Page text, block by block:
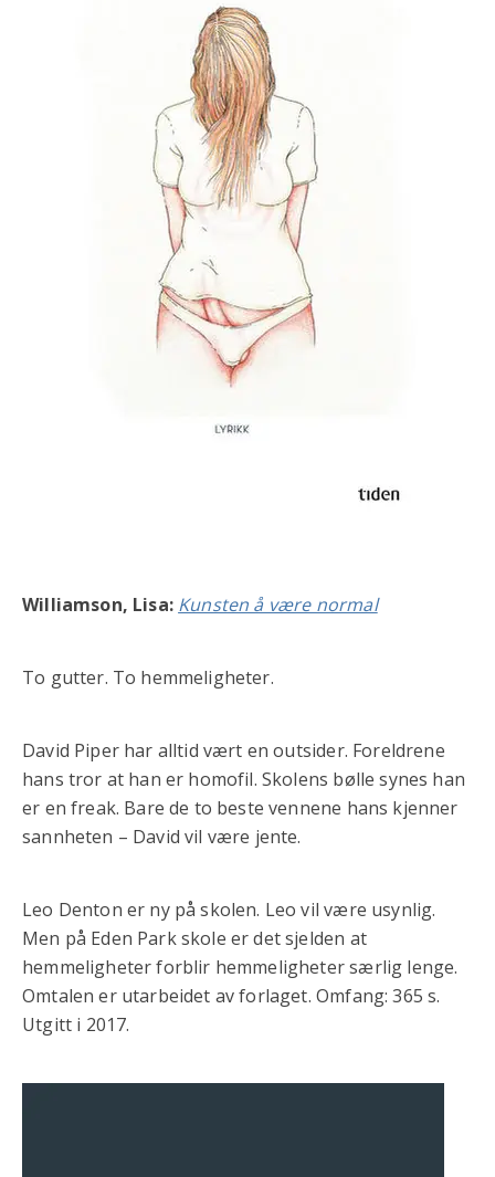
Williamson, Lisa: Kunsten å være normal
To gutter. To hemmeligheter.
David Piper har alltid vært en outsider. Foreldrene
hans tror at han er homofil. Skolens bølle synes han
er en freak. Bare de to beste vennene hans kjenner
sannheten – David vil være jente.
Leo Denton er ny på skolen. Leo vil være usynlig.
Men på Eden Park skole er det sjelden at
hemmeligheter forblir hemmeligheter særlig lenge.
Omtalen er utarbeidet av forlaget. Omfang: 365 s.
Utgitt i 2017.